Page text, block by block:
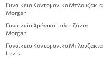
Γυναικεια Κοντομανικα Μπλουζακια
Morgan
Γυναικεία Αμάνικα μπλουζάκια
Morgan
Γυναικεια Κοντομανικα Μπλουζακια
Levi's